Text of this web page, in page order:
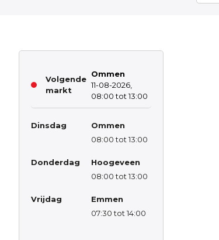
Volgende
markt
Ommen
11-08-2026,
08:00 tot 13:00
Dinsdag
Ommen
08:00 tot 13:00
Donderdag
Hoogeveen
08:00 tot 13:00
Vrijdag
Emmen
07:30 tot 14:00